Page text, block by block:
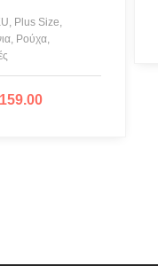
Plus Size,
Ρούχα,
159.00